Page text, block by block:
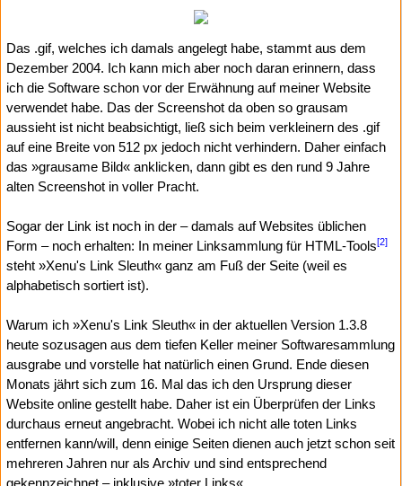
Das .gif, welches ich damals angelegt habe, stammt aus dem
Dezember 2004. Ich kann mich aber noch daran erinnern, dass
ich die Software schon vor der Erwähnung auf meiner Website
verwendet habe. Das der Screenshot da oben so grausam
aussieht ist nicht beabsichtigt, ließ sich beim verkleinern des .gif
auf eine Breite von 512 px jedoch nicht verhindern. Daher einfach
das »grausame Bild« anklicken, dann gibt es den rund 9 Jahre
alten Screenshot in voller Pracht.
Sogar der Link ist noch in der – damals auf Websites üblichen
Form – noch erhalten: In meiner Linksammlung für HTML-Tools[2]
steht »Xenu's Link Sleuth« ganz am Fuß der Seite (weil es
alphabetisch sortiert ist).
Warum ich »Xenu's Link Sleuth« in der aktuellen Version 1.3.8
heute sozusagen aus dem tiefen Keller meiner Softwaresammlung
ausgrabe und vorstelle hat natürlich einen Grund. Ende diesen
Monats jährt sich zum 16. Mal das ich den Ursprung dieser
Website online gestellt habe. Daher ist ein Überprüfen der Links
durchaus erneut angebracht. Wobei ich nicht alle toten Links
entfernen kann/will, denn einige Seiten dienen auch jetzt schon seit
mehreren Jahren nur als Archiv und sind entsprechend
gekennzeichnet – inklusive »toter Links«.